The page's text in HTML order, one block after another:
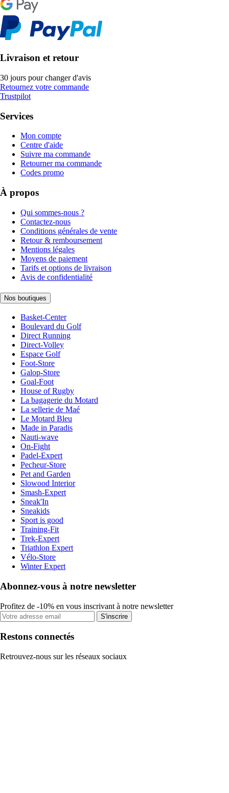
Livraison et retour
30 jours pour changer d'avis
Retournez votre commande
Trustpilot
Services
Mon compte
Centre d'aide
Suivre ma commande
Retourner ma commande
Codes promo
À propos
Qui sommes-nous ?
Contactez-nous
Conditions générales de vente
Retour & remboursement
Mentions légales
Moyens de paiement
Tarifs et options de livraison
Avis de confidentialité
Nos boutiques
Basket-Center
Boulevard du Golf
Direct Running
Direct-Volley
Espace Golf
Foot-Store
Galop-Store
Goal-Foot
House of Rugby
La bagagerie du Motard
La sellerie de Maé
Le Motard Bleu
Made in Paradis
Nauti-wave
On-Fight
Padel-Expert
Pecheur-Store
Pet and Garden
Slowood Interior
Smash-Expert
Sneak'In
Sneakids
Sport is good
Training-Fit
Trek-Expert
Triathlon Expert
Vélo-Store
Winter Expert
Abonnez-vous à notre newsletter
Profitez de -10% en vous inscrivant à notre newsletter
S'inscrire
Restons connectés
Retrouvez-nous sur les réseaux sociaux